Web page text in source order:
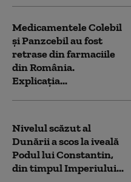
Medicamentele Colebil
și Panzcebil au fost
retrase din farmaciile
din România.
Explicația...
Nivelul scăzut al
Dunării a scos la iveală
Podul lui Constantin,
din timpul Imperiului...